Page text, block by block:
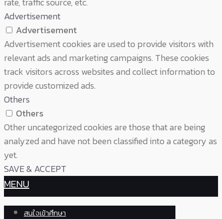
Advertisement
Advertisement
Advertisement cookies are used to provide visitors with
relevant ads and marketing campaigns. These cookies
track visitors across websites and collect information to
provide customized ads.
Others
Others
Other uncategorized cookies are those that are being
analyzed and have not been classified into a category as
yet.
SAVE & ACCEPT
MENU
สนใจเข้าศึกษา